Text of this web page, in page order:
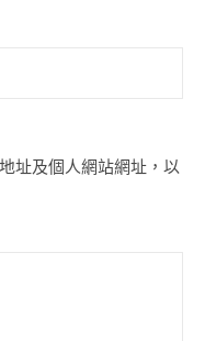
址及個人網站網址，以